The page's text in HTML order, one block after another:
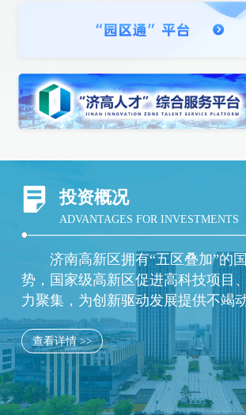
投资概况
ADVANTAGES FOR INVESTMENTS
济南高新区拥有“五区叠加”的
势，国家级高新区促进高科技项目
力聚集，为创新驱动发展提供不竭
验区所带有的先行先试制度优势，
的制度创新环境；综合保税区提供
台优势，推动高新区进出口额在全
新旧动能转换起步区凭借强大的配
为拓宽发展空间提供强大的红利资
查看详情 >>